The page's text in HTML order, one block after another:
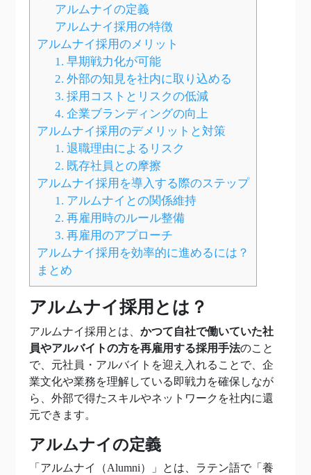
アルムナイの定義
アルムナイ採用の特徴
アルムナイ採用のメリット
1. 早期戦力化が可能
2. 外部の知見を社内に取り込める
3. 採用コストとリスクの低減
4. 企業ブランディングの向上
アルムナイ採用のデメリットと対策
1. 退職理由によるリスク
2. 既存社員との摩擦
アルムナイ採用を導入する際のステップ
1. アルムナイとの関係維持
2. 再雇用時のルール整備
3. 再雇用のアプローチ
アルムナイ採用を効率的に進めるには？
まとめ
アルムナイ採用とは？
アルムナイ採用とは、 かつて自社で働いていた社
員やアルバイトの方を再雇用する採用手法のこと
で、元社員・アルバイトを迎え入れることで、企
業文化や業務を理解している即戦力を確保しなが
ら、外部で得たスキルやネットワークを社内に還
元できます。
アルムナイの定義
「アルムナイ（Alumni）」とは、ラテン語で「養